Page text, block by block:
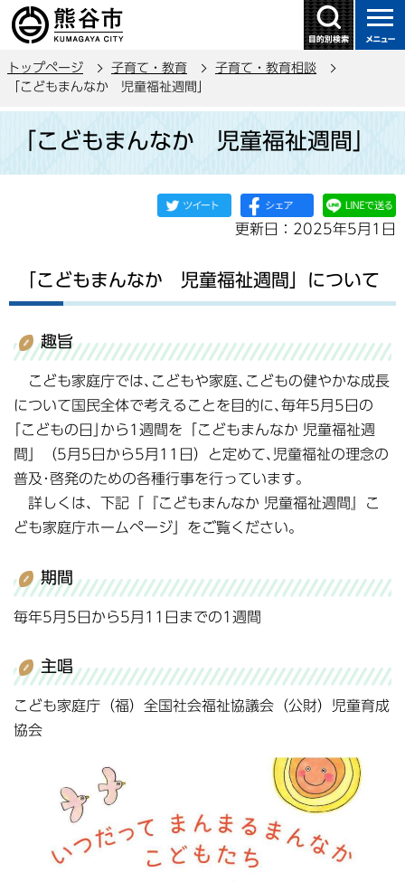
の
トップページ 子育て・教育
子育て・教育相談
「こどもまんなか 児童福祉週間」
「こどもまんなか 児童福祉週間」
更新日：2025年5月1日
「こどもまんなか 児童福祉週間」について
趣旨
こども家庭庁では､こどもや家庭､こどもの健やかな成長
について国民全体で考えることを目的に､毎年5月5日の
｢こどもの日｣から1週間を「こどもまんなか 児童福祉週
間」（5月5日から5月11日）と定めて､児童福祉の理念の
普及･啓発のための各種行事を行っています。
詳しくは、下記「『こどもまんなか 児童福祉週間』こ
ども家庭庁ホームページ」をご覧ください。
期間
毎年5月5日から5月11日までの1週間
主唱
こども家庭庁（福）全国社会福祉協議会（公財）児童育成
協会